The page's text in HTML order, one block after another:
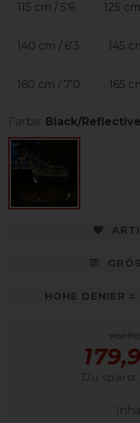
115 cm / 5'6 125
140 cm / 6'3 145
160 cm / 7'0 165
Farbe: Black/
HOHE DENIER =
Du sparst